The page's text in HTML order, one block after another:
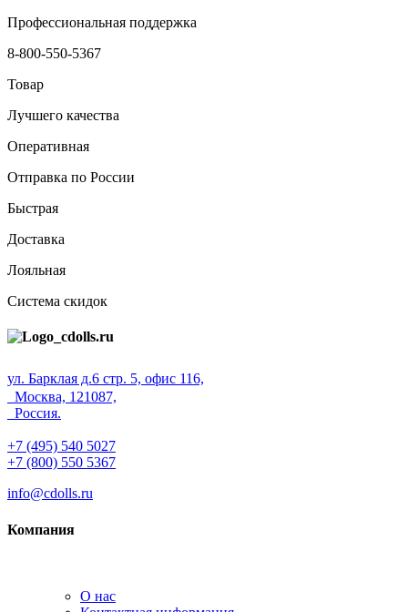
Профессиональная поддержка
8-800-550-5367
Товар
Лучшего качества
Оперативная
Отправка по России
Быстрая
Доставка
Лояльная
Система скидок
ул. Барклая д.6 стр. 5, офис 116,
Москва, 121087,
Россия.
+7 (495) 540 5027
+7 (800) 550 5367
info@cdolls.ru
Компания
О нас